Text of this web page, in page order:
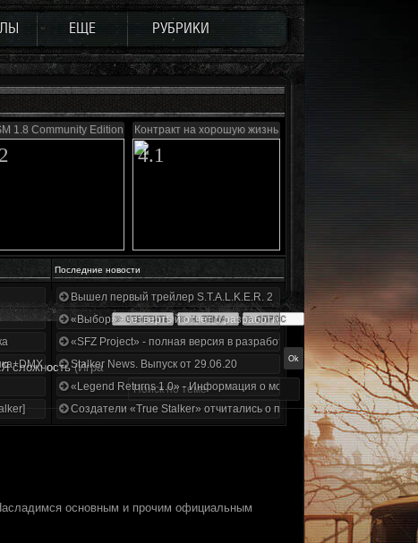
ЕЩЕ РУБРИКИ
1.8 Community Edition Контракт на хорошую жизнь
4.1
Последние новости
1.3.5.ООП.МА.К.
Вышел первый трейлер S.T.A.L.K.E.R. 2
«Выбор» - четвертый отчет о разработке!
«SFZ Project» - полная версия в разработке!
Stalker News. Выпуск от 29.06.20
«Legend Returns 1.0» - Информация о моде за июнь 2020
Создатели «True Stalker» отчитались о проделанной работе
сложность (Игра
основным и прочим официальным